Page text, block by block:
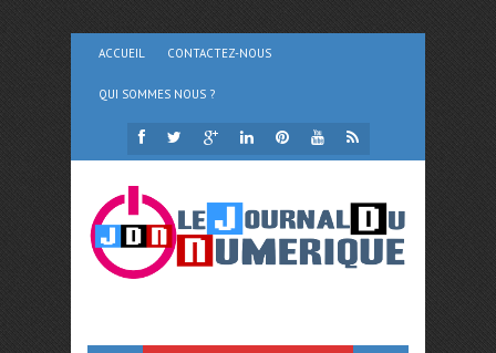
ACCUEIL CONTACTEZ-NOUS
QUI SOMMES NOUS ?